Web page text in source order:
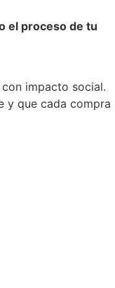
el proceso de tu
impacto social.
y que cada compra